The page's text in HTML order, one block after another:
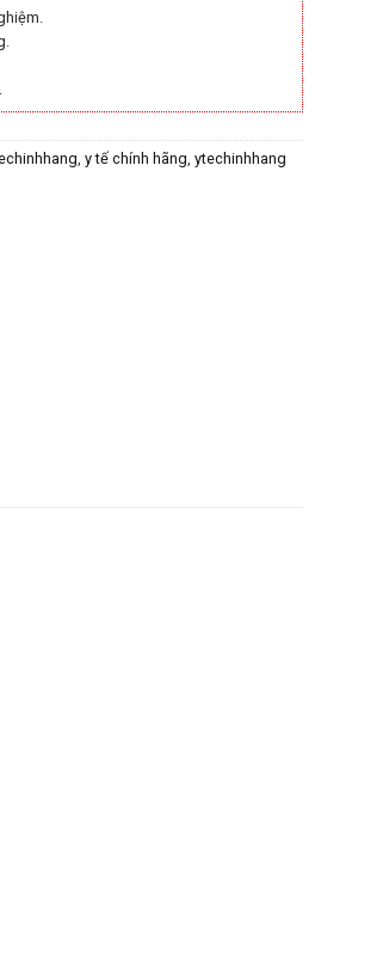
, y tế chính hãng, ytechinhhang